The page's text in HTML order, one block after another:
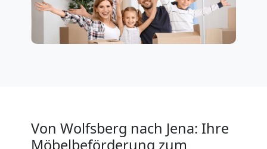
Von Wolfsberg nach Jena: Ihre
Möbelbeförderung zum
Wolfsberg
Firmenumzug